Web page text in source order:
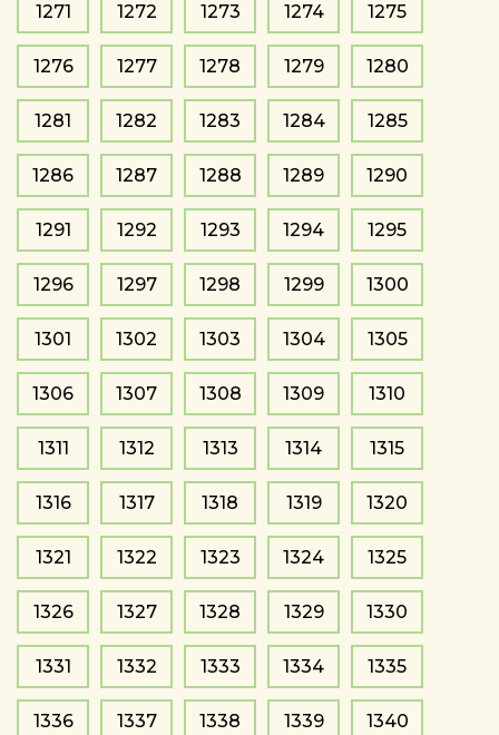
1271 1272 1273 1274 1275
1276 1277 1278 1279 1280
1281 1282 1283 1284 1285
1286 1287 1288 1289 1290
1291 1292 1293 1294 1295
1296 1297 1298 1299 1300
1301 1302 1303 1304 1305
1306 1307 1308 1309 1310
1311 1312 1313 1314 1315
1316 1317 1318 1319 1320
1321 1322 1323 1324 1325
1326 1327 1328 1329 1330
1331 1332 1333 1334 1335
1336 1337 1338 1339 1340